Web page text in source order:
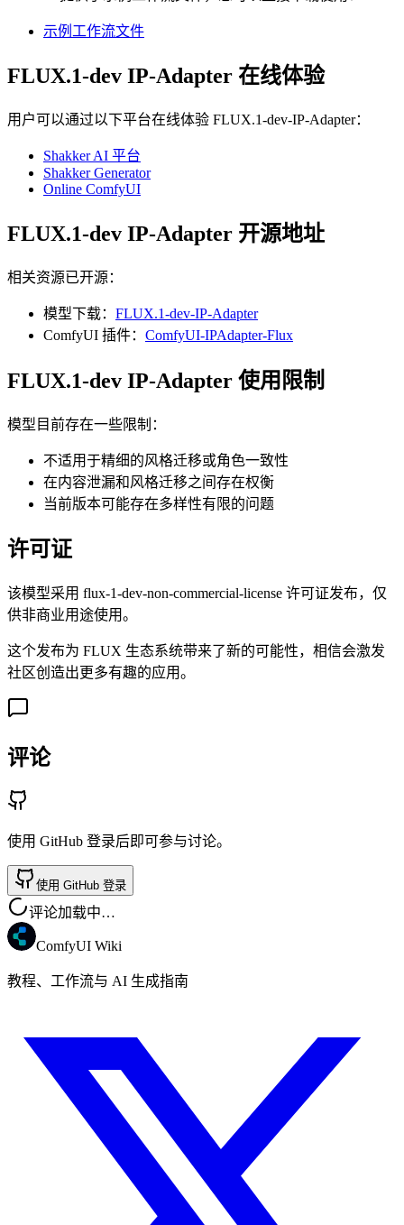
示例工作流文件
FLUX.1-dev IP-Adapter 在线体验
用户可以通过以下平台在线体验 FLUX.1-dev-IP-Adapter：
Shakker AI 平台
Shakker Generator
Online ComfyUI
FLUX.1-dev IP-Adapter 开源地址
相关资源已开源：
模型下载： FLUX.1-dev-IP-Adapter
ComfyUI 插件： ComfyUI-IPAdapter-Flux
FLUX.1-dev IP-Adapter 使用限制
模型目前存在一些限制：
不适用于精细的风格迁移或角色一致性
在内容泄漏和风格迁移之间存在权衡
当前版本可能存在多样性有限的问题
许可证
该模型采用 flux-1-dev-non-commercial-license 许可证发布，仅
供非商业用途使用。
这个发布为 FLUX 生态系统带来了新的可能性，相信会激发
社区创造出更多有趣的应用。
评论
使用 GitHub 登录后即可参与讨论。
使用 GitHub 登录
评论加载中…
ComfyUI Wiki
教程、工作流与 AI 生成指南